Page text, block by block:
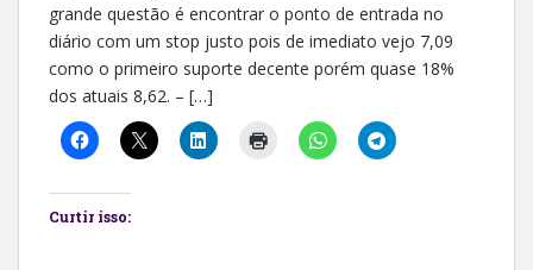
grande questão é encontrar o ponto de entrada no
diário com um stop justo pois de imediato vejo 7,09
como o primeiro suporte decente porém quase 18%
dos atuais 8,62. – […]
Curtir isso: